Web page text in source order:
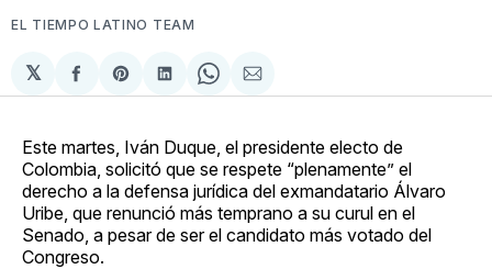
EL TIEMPO LATINO TEAM
𝕏
Compartir
en
Share
on
Compartir
en
Share
on
Compartir
via
Este martes, Iván Duque, el presidente electo de
Colombia, solicitó que se respete “plenamente” el
derecho a la defensa jurídica del exmandatario Álvaro
Uribe, que renunció más temprano a su curul en el
Senado, a pesar de ser el candidato más votado del
Congreso.